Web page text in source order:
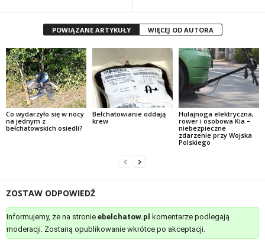
POWIĄZANE ARTYKUŁY WIĘCEJ OD AUTORA
Co wydarzyło się w nocy
na jednym z
bełchatowskich osiedli?
Bełchatowianie oddają
krew
Hulajnoga elektryczna,
rower i osobowa Kia –
niebezpieczne
zdarzenie przy Wojska
Polskiego
ZOSTAW ODPOWIEDŹ
Informujemy, że na stronie ebelchatow.pl komentarze podlegają
moderacji. Zostaną opublikowanie wkrótce po akceptacji.